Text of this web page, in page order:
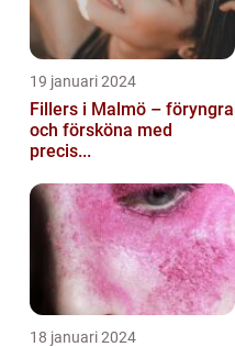
19 januari 2024
Fillers i Malmö – föryngra
och försköna med
precis...
18 januari 2024